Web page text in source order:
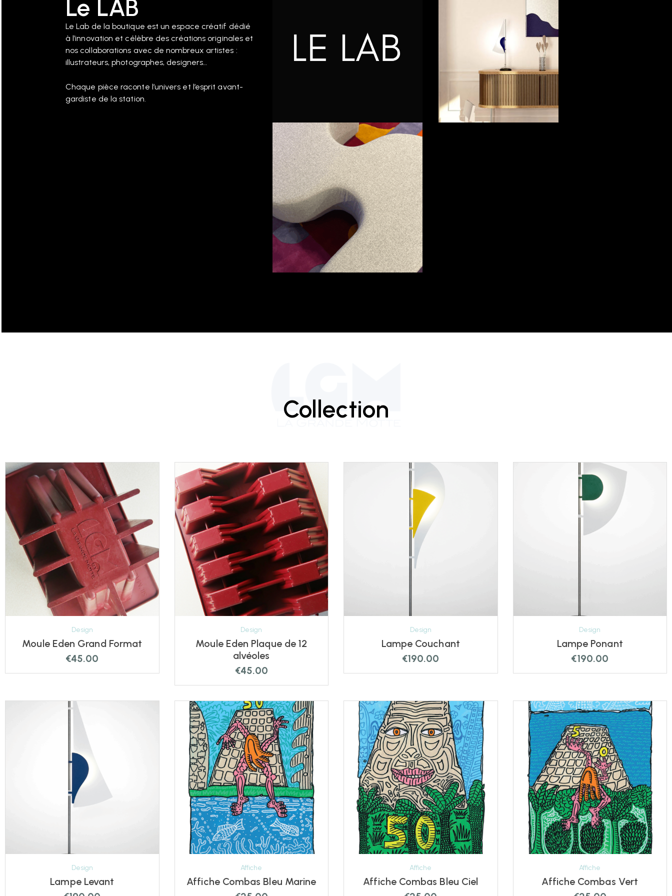
Le LAB
Le Lab de la boutique est un espace créatif dédié
à l’innovation et célèbre des créations originales et
nos collaborations avec de nombreux artistes :
illustrateurs, photographes, designers…
Chaque pièce raconte l’univers et l’esprit avant-
gardiste de la station.
Collection
Design
Moule Eden Grand Format
€45.00
Design
Moule Eden Plaque de 12
alvéoles
€45.00
Design
Lampe Couchant
€190.00
Design
Lampe Ponant
€190.00
Design
Lampe Levant
Affiche
Affiche Combas Bleu Marine
Affiche
Affiche Combas Bleu Ciel
Affiche
Affiche Combas Vert